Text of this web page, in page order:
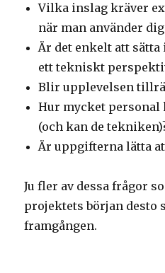
Vilka inslag kräver
när man använder
Är det enkelt att
ett tekniskt
Blir upplevelsen
Hur mycket
(och kan de
Är uppgifterna lätta
Ju fler av dessa frågor
projektets början desto
framgången.